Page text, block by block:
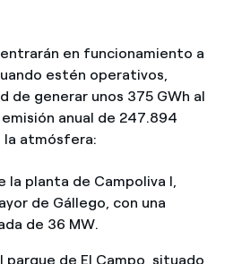
en funcionamiento a
estén operativos,
de generar unos 375 GWh al
anual de 247.894
la atmósfera:
la planta de Campoliva I,
de Gállego, con una
de 36 MW.
parque de El Campo, situado